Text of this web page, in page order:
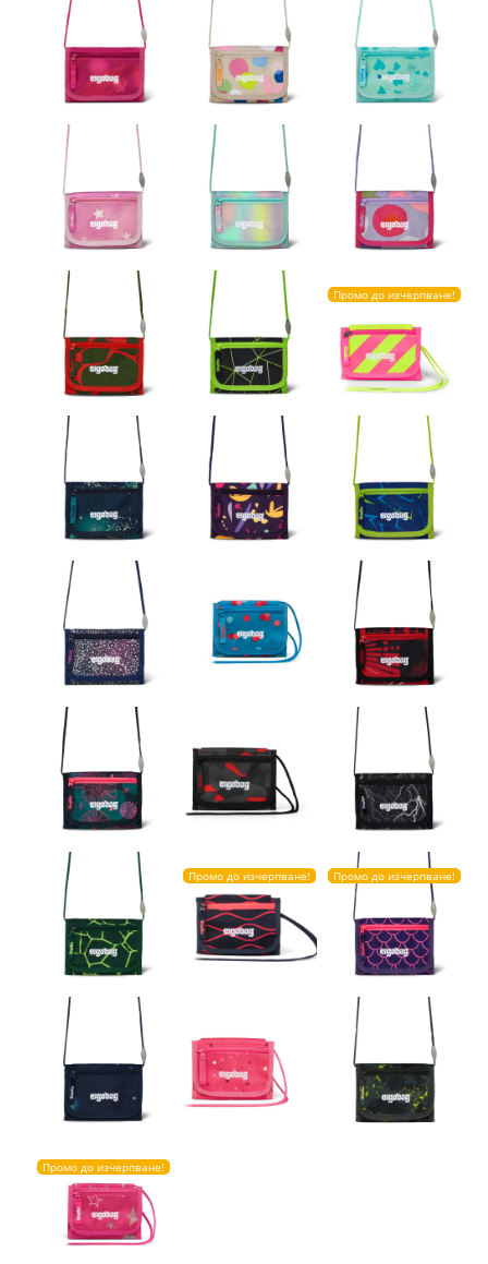
Промо до изчерпване!
Промо до изчерпване! Промо до изчерпване!
Промо до изчерпване!